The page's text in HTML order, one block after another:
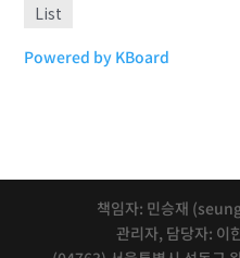
List
Powered by KBoard
책임자: 민승재
관리자, 담당자: